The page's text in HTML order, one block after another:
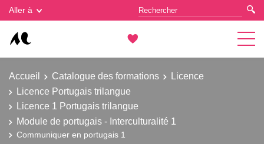
Aller à
Accueil Catalogue des formations
Licence
Licence Portugais trilangue
Licence 1 Portugais trilangue
Module de portugais - Interculturalité 1
Communiquer en portugais 1
Gestion des cookies